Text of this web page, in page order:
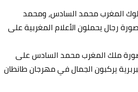
وتظهر صور ملوك المغرب محمد السادس، ومحمد
رجال يحملون الأعلام المغربية على
بني، كما تظهر صورة ملك المغرب محمد السادس على
يركبون الجمال في مهرجان طانطان